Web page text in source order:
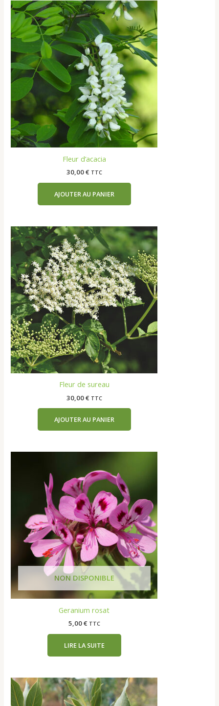
Fleur d’acacia
30,00€ TTC
AJOUTER AU PANIER
Fleur de sureau
30,00€ TTC
AJOUTER AU PANIER
Geranium rosat
5,00€ TTC
LIRE LA SUITE